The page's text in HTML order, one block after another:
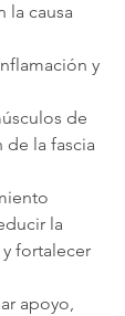
la causa
y
de
la fascia
la
fortalecer
apoyo,